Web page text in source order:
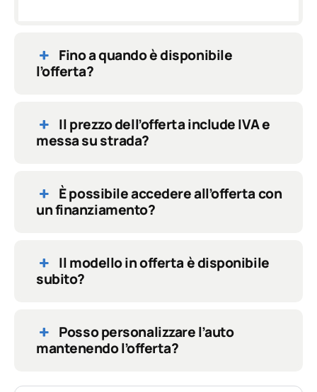
Fino a quando è disponibile
l’offerta?
Il prezzo dell’offerta include IVA e
messa su strada?
È possibile accedere all’offerta con
un finanziamento?
Il modello in offerta è disponibile
subito?
Posso personalizzare l’auto
mantenendo l’offerta?